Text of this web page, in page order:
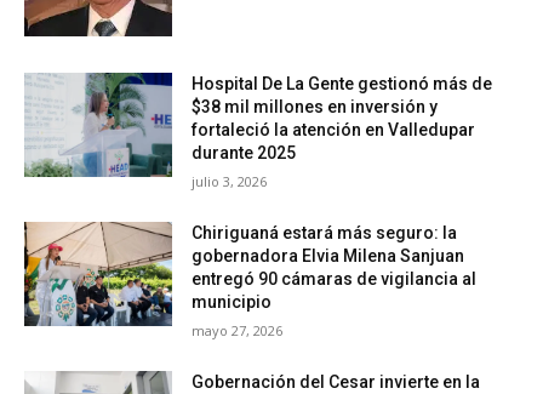
Hospital De La Gente gestionó más de
$38 mil millones en inversión y
fortaleció la atención en Valledupar
durante 2025
julio 3, 2026
Chiriguaná estará más seguro: la
gobernadora Elvia Milena Sanjuan
entregó 90 cámaras de vigilancia al
municipio
mayo 27, 2026
Gobernación del Cesar invierte en la